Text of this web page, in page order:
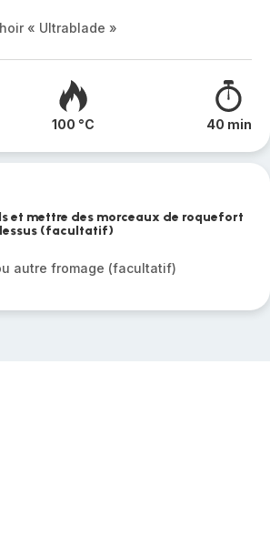
« Ultrablade »
100 °C 40 min
et mettre des morceaux de roquefort
(facultatif)
autre fromage (facultatif)